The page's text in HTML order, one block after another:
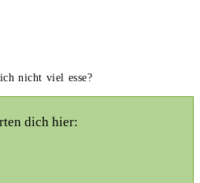
nicht viel esse?
dich hier: